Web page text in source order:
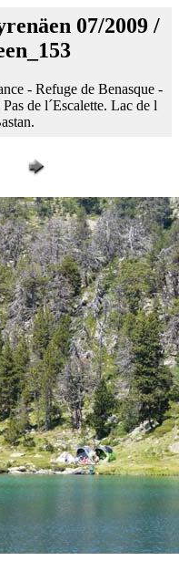
07/2009 /
- Refuge de Benasque -
de l´Escalette. Lac de l